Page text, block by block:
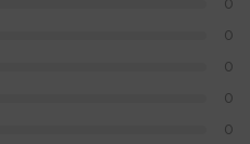
0
0
0
0